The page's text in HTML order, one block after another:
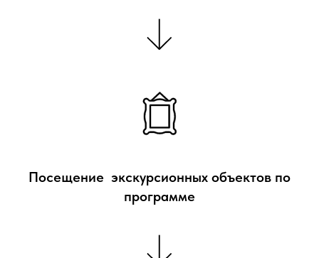
Посещение экскурсионных объектов по
программе